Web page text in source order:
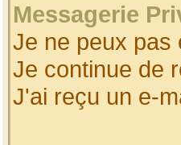
Messagerie
Je ne peux pas
Je continue de
J'ai reçu un e-